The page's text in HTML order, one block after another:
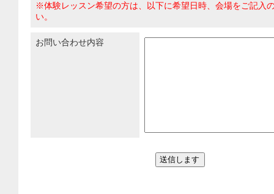
※体験レッスン希望の方は、以下に希望日時、会場をご記入
い。
お問い合わせ内容